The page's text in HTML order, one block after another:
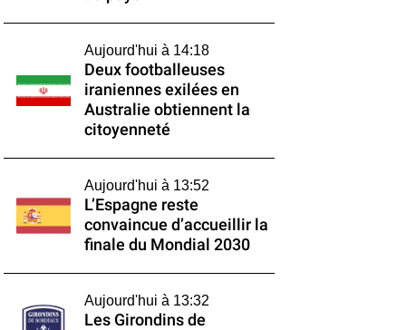
Aujourd'hui à 14:18
Deux footballeuses
iraniennes exilées en
Australie obtiennent la
citoyenneté
Aujourd'hui à 13:52
L’Espagne reste
convaincue d’accueillir la
finale du Mondial 2030
Aujourd'hui à 13:32
Les Girondins de